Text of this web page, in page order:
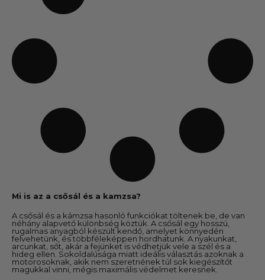
Mi is az a csősál és a kamzsa?
A csősál és a kámzsa hasonló funkciókat töltenek be, de van
néhány alapvető különbség köztük. A csősál egy hosszú,
rugalmas anyagból készült kendő, amelyet könnyedén
felvehetünk, és többféleképpen hordhatunk. A nyakunkat,
arcunkat, sőt, akár a fejünket is védhetjük vele a szél és a
hideg ellen. Sokoldalúsága miatt ideális választás azoknak a
motorosoknak, akik nem szeretnének túl sok kiegészítőt
magukkal vinni, mégis maximális védelmet keresnek.